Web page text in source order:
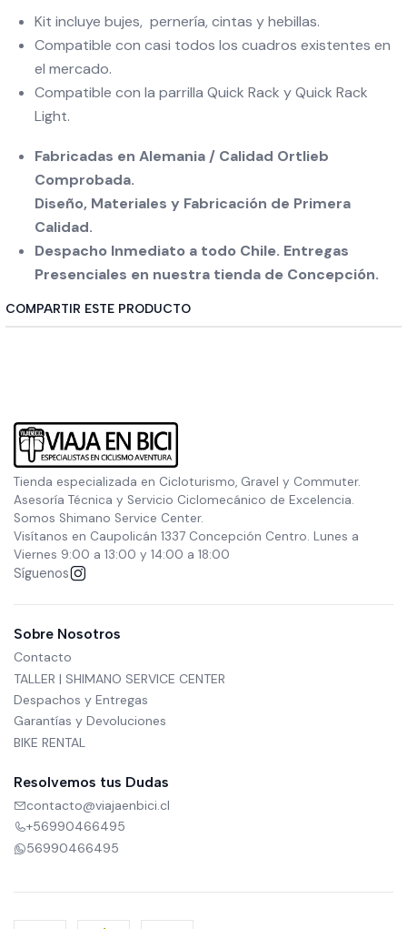
Kit incluye bujes, pernería, cintas y hebillas.
Compatible con casi todos los cuadros existentes en
el mercado.
Compatible con la parrilla Quick Rack y Quick Rack
Light.
Fabricadas en Alemania / Calidad Ortlieb
Comprobada.
Diseño, Materiales y Fabricación de Primera
Calidad.
Despacho Inmediato a todo Chile. Entregas
Presenciales en nuestra tienda de Concepción.
COMPARTIR ESTE PRODUCTO
Tienda especializada en Cicloturismo, Gravel y Commuter.
Asesoría Técnica y Servicio Ciclomecánico de Excelencia.
Somos Shimano Service Center.
Visítanos en Caupolicán 1337 Concepción Centro. Lunes a
Viernes 9:00 a 13:00 y 14:00 a 18:00
Síguenos
Sobre Nosotros
Contacto
TALLER | SHIMANO SERVICE CENTER
Despachos y Entregas
Garantías y Devoluciones
BIKE RENTAL
Resolvemos tus Dudas
contacto@viajaenbici.cl
+56990466495
56990466495